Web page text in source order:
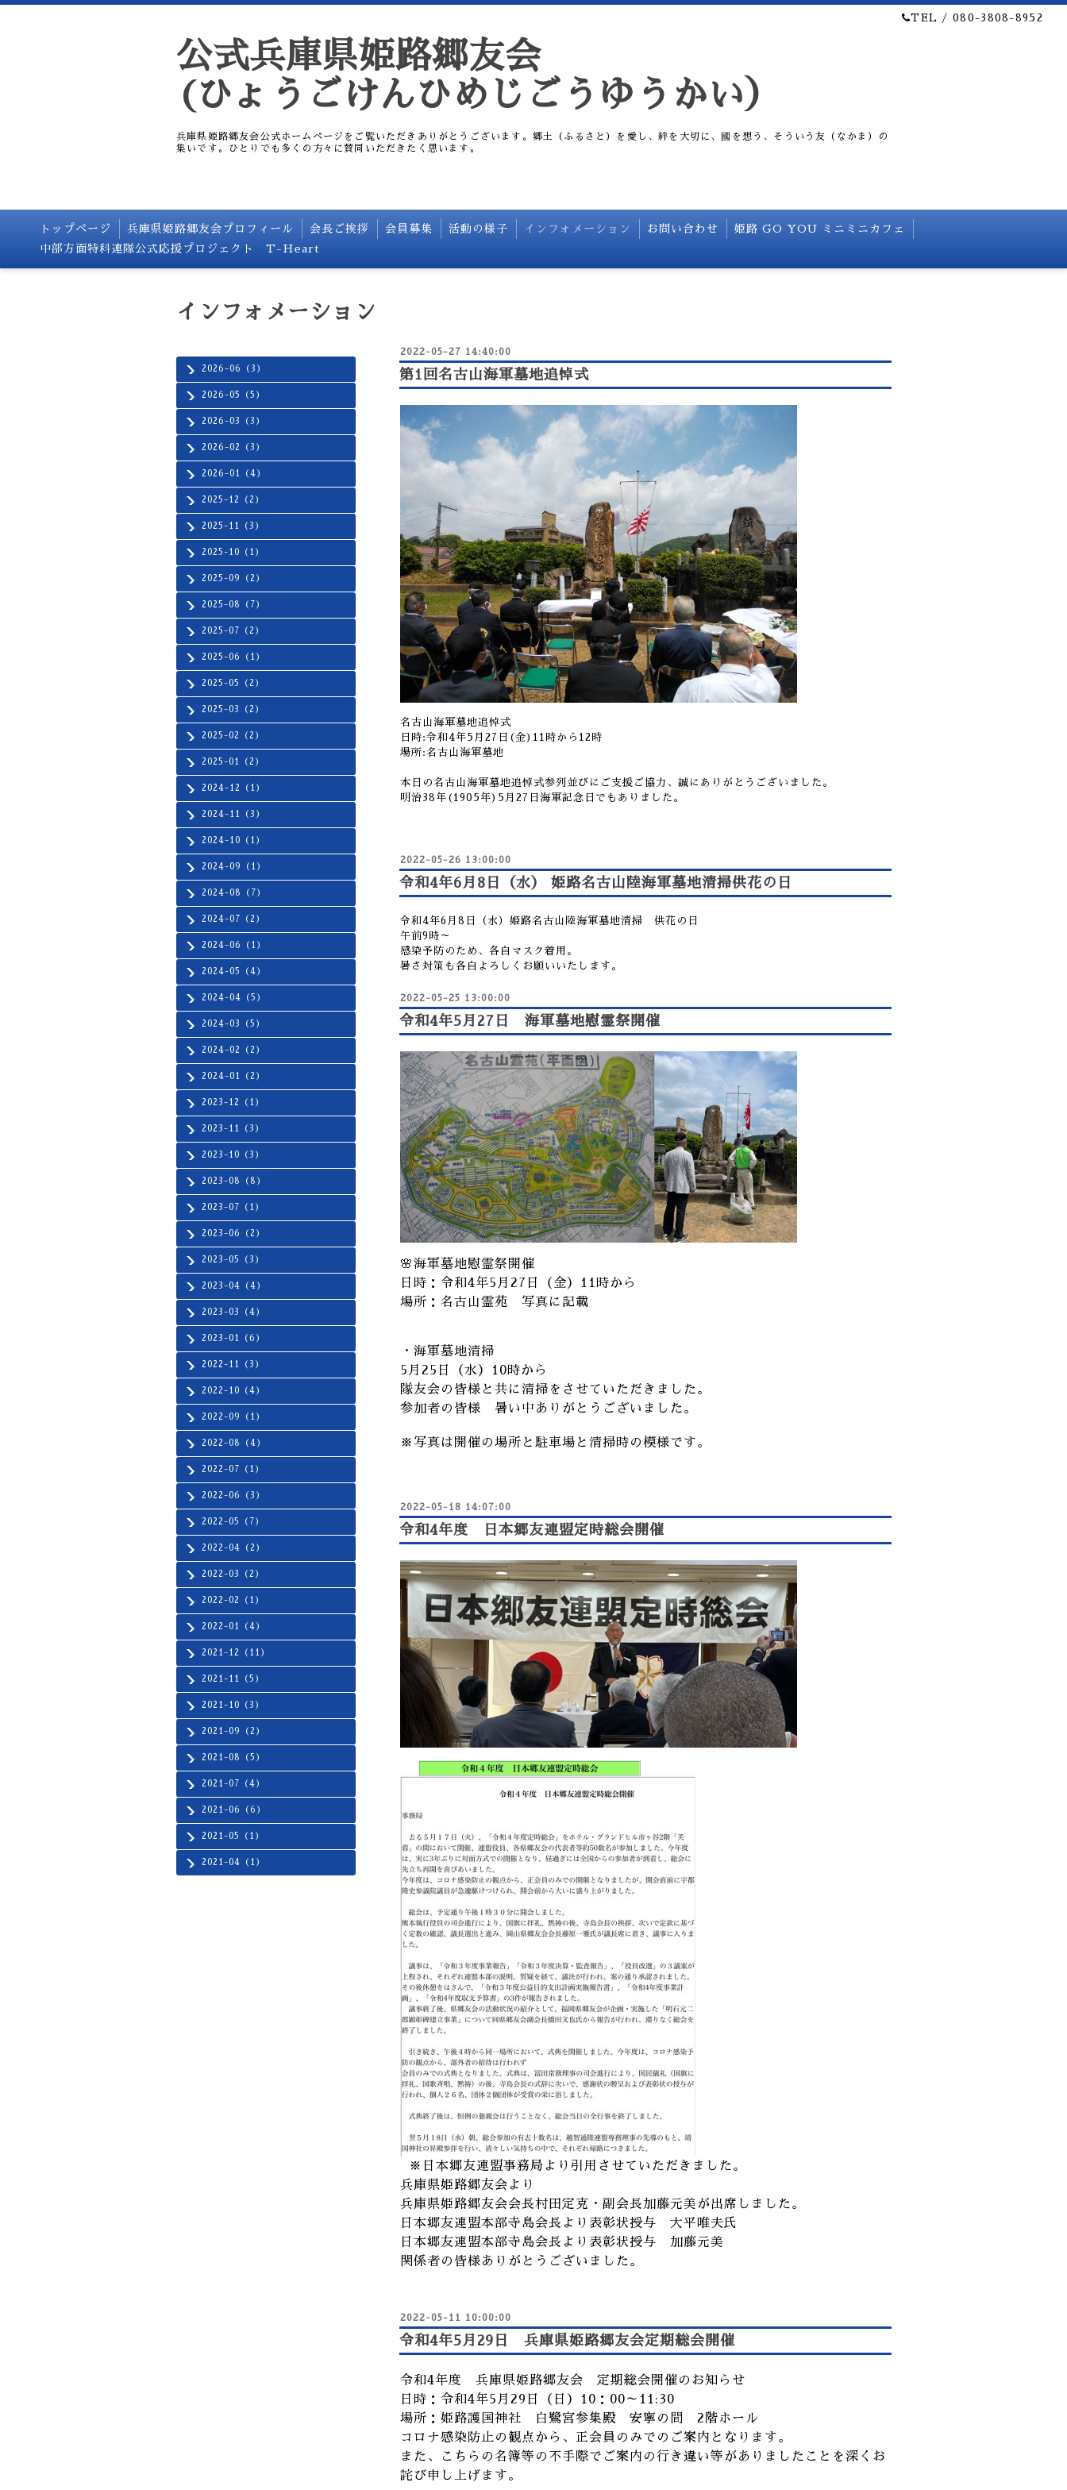
TEL / 080-3808-8952
公式兵庫県姫路郷友会
(ひょうごけんひめじごうゆうかい）
兵庫県姫路郷友会公式ホームページをご覧いただきありがとうございます。郷土（ふるさと）を愛し、絆を大切に、國を想う、そういう友（なかま）の
集いです。ひとりでも多くの方々に賛同いただきたく思います。
トップページ 兵庫県姫路郷友会プロフィール 会長ご挨拶 会員募集 活動の様子 インフォメーション お問い合わせ
姫路 GO YOU ミニミニカフェ
中部方面特科連隊公式応援プロジェクト T-Heart
2026-06（3）
2026-05（5）
2026-03（3）
2026-02（3）
2026-01（4）
2025-12（2）
2025-11（3）
2025-10（1）
2025-09（2）
2025-08（7）
2025-07（2）
2025-06（1）
2025-05（2）
2025-03（2）
2025-02（2）
2025-01（2）
2024-12（1）
2024-11（3）
2024-10（1）
2024-09（1）
2024-08（7）
2024-07（2）
2024-06（1）
2024-05（4）
2024-04（5）
2024-03（5）
2024-02（2）
2024-01（2）
2023-12（1）
2023-11（3）
2023-10（3）
2023-08（8）
2023-07（1）
2023-06（2）
2023-05（3）
2023-04（4）
2023-03（4）
2023-01（6）
2022-11（3）
2022-10（4）
2022-09（1）
2022-08（4）
2022-07（1）
2022-06（3）
2022-05（7）
2022-04（2）
2022-03（2）
2022-02（1）
2022-01（4）
2021-12（11）
2021-11（5）
2021-10（3）
2021-09（2）
2021-08（5）
2021-07（4）
2021-06（6）
2021-05（1）
2021-04（1）
インフォメーション
2022-05-27 14:40:00
第1回名古山海軍墓地追悼式
名古山海軍墓地追悼式
日時:令和4年5月27日(金)11時から12時
場所:名古山海軍墓地
本日の名古山海軍墓地追悼式参列並びにご支援ご協力、誠にありがとうございました。
明治38年(1905年)5月27日海軍記念日でもありました。
2022-05-26 13:00:00
令和4年6月8日（水） 姫路名古山陸海軍墓地清掃供花の日
令和4年6月8日（水）姫路名古山陸海軍墓地清掃 供花の日
午前9時～
感染予防のため、各自マスク着用。
暑さ対策も各自よろしくお願いいたします。
2022-05-25 13:00:00
令和4年5月27日 海軍墓地慰霊祭開催
🌸海軍墓地慰霊祭開催
日時：令和4年5月27日（金）11時から
場所：名古山霊苑 写真に記載
・海軍墓地清掃
5月25日（水）10時から
隊友会の皆様と共に清掃をさせていただきました。
参加者の皆様 暑い中ありがとうございました。
※写真は開催の場所と駐車場と清掃時の模様です。
2022-05-18 14:07:00
令和4年度 日本郷友連盟定時総会開催
※日本郷友連盟事務局より引用させていただきました。
兵庫県姫路郷友会より
兵庫県姫路郷友会会長村田定克・副会長加藤元美が出席しました。
日本郷友連盟本部寺島会長より表彰状授与 大平唯夫氏
日本郷友連盟本部寺島会長より表彰状授与 加藤元美
関係者の皆様ありがとうございました。
2022-05-11 10:00:00
令和4年5月29日 兵庫県姫路郷友会定期総会開催
令和4年度 兵庫県姫路郷友会 定期総会開催のお知らせ
日時：令和4年5月29日（日）10：00～11:30
場所：姫路護国神社 白鷺宮参集殿 安寧の間 2階ホール
コロナ感染防止の観点から、正会員のみでのご案内となります。
また、こちらの名簿等の不手際でご案内の行き違い等がありましたことを深くお
詫び申し上げます。